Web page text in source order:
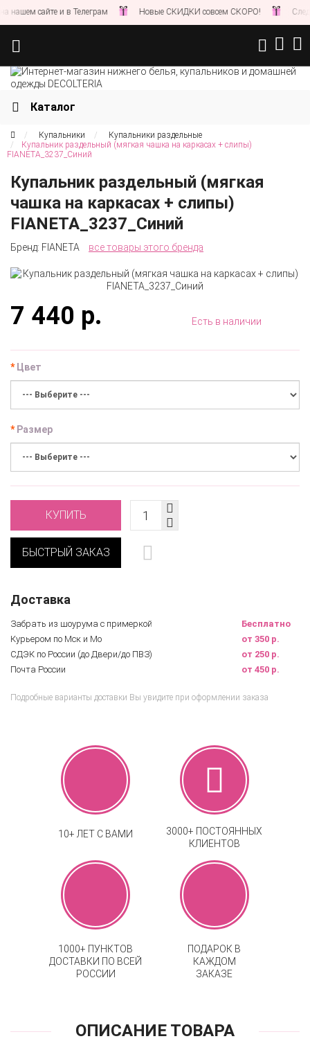
сайте и в Телеграм Новые СКИДКИ совсем СКОРО!
Каталог
Купальники
Купальники раздельные
Купальник раздельный (мягкая чашка на каркасах + слипы)
FIANETA_3237_Синий
Купальник раздельный (мягкая
чашка на каркасах + слипы)
FIANETA_3237_Синий
Бренд: FIANETA все товары этого бренда
7 440 р. Есть в наличии
Цвет
Размер
КУПИТЬ
БЫСТРЫЙ ЗАКАЗ
Доставка
Забрать из шоурума с примеркой
Бесплатно
Курьером по Мск и Мо
от 350 р.
СДЭК по России (до Двери/до ПВЗ)
от 250 р.
Почта России
от 450 р.
Подробные варианты доставки Вы увидите при оформлении заказа
10+ ЛЕТ С ВАМИ
3000+ ПОСТОЯННЫХ
КЛИЕНТОВ
1000+ ПУНКТОВ
ДОСТАВКИ ПО ВСЕЙ
РОССИИ
ПОДАРОК В
КАЖДОМ
ЗАКАЗЕ
ОПИСАНИЕ ТОВАРА